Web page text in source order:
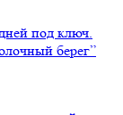
под ключ.
берег”